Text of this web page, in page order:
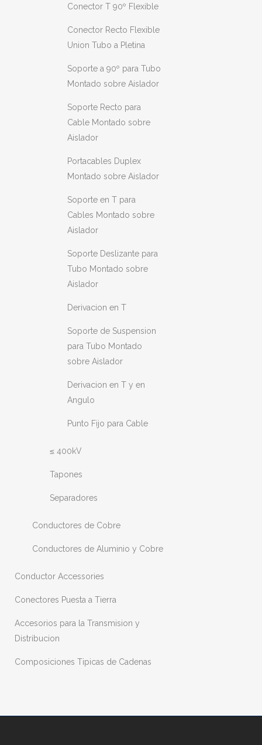
Conector T 90º Flexible
Conector Recto Flexible
Union Tubo a Pletina
Soporte a 90º para Tubo
Montado sobre Aislador
Soporte Recto para
Cable Montado sobre
Aislador
Portacables Duplex
Montado sobre Aislador
Soporte en T para
Cables Montado sobre
Aislador
Soporte Deslizante para
Tubo Montado sobre
Aislador
Derivacion en T
Soporte de Suspension
para Tubo Montado
sobre Aislador
Derivacion en T y en
Angulo
Punto Fijo para Cable
≤ 400kV
Tapones
Separadores
Conductores de Cobre
Conductores de Aluminio y Cobre
Conductor Accessories
Conectores Puesta a Tierra
Accesorios para la Transmision y
Distribucion
Composiciones Tipicas de Cadenas